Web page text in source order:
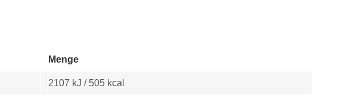
Menge
2107 kJ / 505 kcal